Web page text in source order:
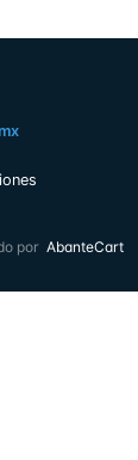
por AbanteCart